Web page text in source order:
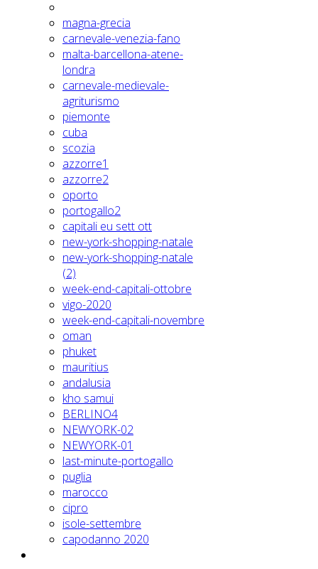
magna-grecia
carnevale-venezia-fano
malta-barcellona-atene-
londra
carnevale-medievale-
agriturismo
piemonte
cuba
scozia
azzorre1
azzorre2
oporto
portogallo2
capitali eu sett ott
new-york-shopping-natale
new-york-shopping-natale
(2)
week-end-capitali-ottobre
vigo-2020
week-end-capitali-novembre
oman
phuket
mauritius
andalusia
kho samui
BERLINO4
NEWYORK-02
NEWYORK-01
last-minute-portogallo
puglia
marocco
cipro
isole-settembre
capodanno 2020